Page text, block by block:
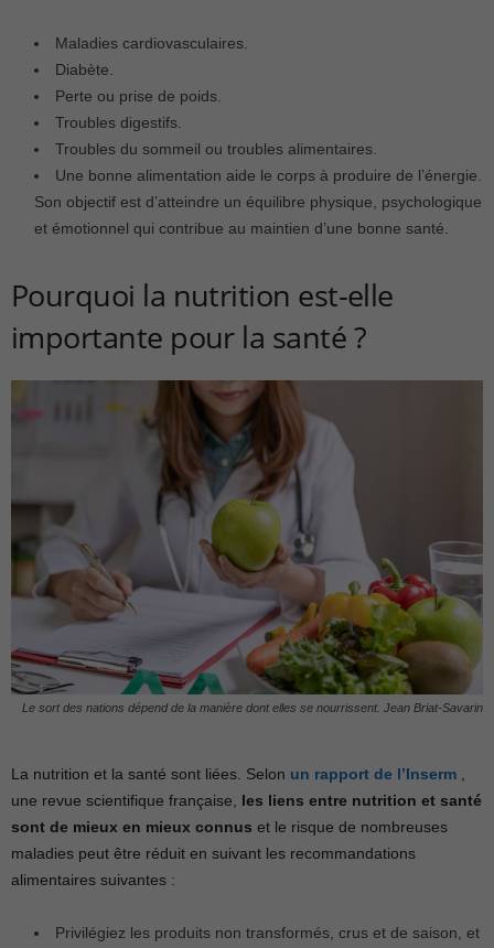
Maladies cardiovasculaires.
Diabète.
Perte ou prise de poids.
Troubles digestifs.
Troubles du sommeil ou troubles alimentaires.
Une bonne alimentation aide le corps à produire de l’énergie.
Son objectif est d’atteindre un équilibre physique, psychologique
et émotionnel qui contribue au maintien d’une bonne santé.
Pourquoi la nutrition est-elle
importante pour la santé ?
Le sort des nations dépend de la manière dont elles se nourrissent. Jean Briat-Savarin
La nutrition et la santé sont liées. Selon un rapport de l’Inserm
une revue scientifique française, les liens entre nutrition et santé
sont de mieux en mieux connus et le risque de nombreuses
maladies peut être réduit en suivant les recommandations
alimentaires suivantes :
Privilégiez les produits non transformés, crus et de saison, et